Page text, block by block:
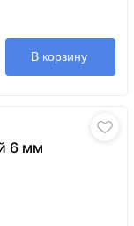
В корзину
6 мм